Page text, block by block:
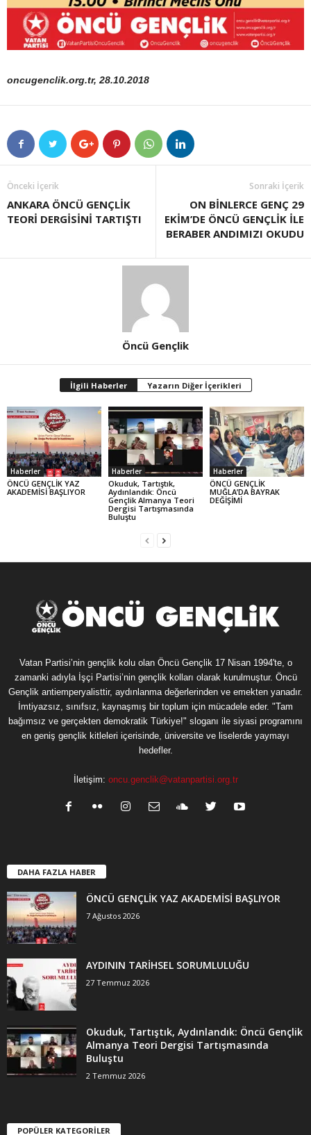
oncugenclik.org.tr, 28.10.2018
Önceki İçerik
ANKARA ÖNCÜ GENÇLİK
TEORİ DERGİSİNİ TARTIŞTI
Sonraki İçerik
ON BİNLERCE GENÇ 29
EKİM’DE ÖNCÜ GENÇLİK İLE
BERABER ANDIMIZI OKUDU
Öncü Gençlik
İlgili Haberler Yazarın Diğer İçerikleri
Haberler
ÖNCÜ GENÇLİK YAZ
AKADEMİSİ BAŞLIYOR
Haberler
Okuduk, Tartıştık,
Aydınlandık: Öncü
Gençlik Almanya Teori
Dergisi Tartışmasında
Buluştu
Haberler
ÖNCÜ GENÇLİK
MUĞLA’DA BAYRAK
DEĞİŞİMİ
Vatan Partisi’nin gençlik kolu olan Öncü Gençlik 17 Nisan 1994'te, o
zamanki adıyla İşçi Partisi’nin gençlik kolları olarak kurulmuştur. Öncü
Gençlik antiemperyalisttir, aydınlanma değerlerinden ve emekten yanadır.
İmtiyazsız, sınıfsız, kaynaşmış bir toplum için mücadele eder. "Tam
bağımsız ve gerçekten demokratik Türkiye!" sloganı ile siyasi programını
en geniş gençlik kitleleri içerisinde, üniversite ve liselerde yaymayı
hedefler.
İletişim: oncu.genclik@vatanpartisi.org.tr
DAHA FAZLA HABER
ÖNCÜ GENÇLİK YAZ AKADEMİSİ BAŞLIYOR
7 Ağustos 2026
AYDININ TARİHSEL SORUMLULUĞU
27 Temmuz 2026
Okuduk, Tartıştık, Aydınlandık: Öncü Gençlik
Almanya Teori Dergisi Tartışmasında
Buluştu
2 Temmuz 2026
POPÜLER KATEGORİLER